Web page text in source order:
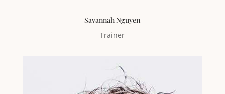
Savannah Nguyen
Trainer